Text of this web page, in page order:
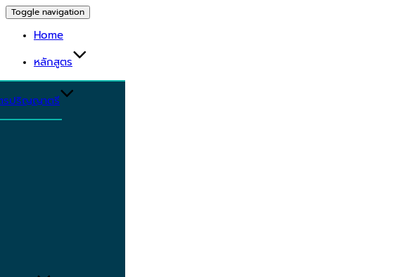
Toggle navigation
Home
หลักสูตร
รปริญญาตรี